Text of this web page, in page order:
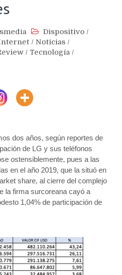
Dispositivo /
/ Noticias /
/ Tecnología /
dos años, según reportes de
de LG y sus teléfonos
ostensiblemente, pues a las
en el año 2019, que la situó en
share, al cierre del complejo
la firma surcoreana cayó a
1,04% de participación de